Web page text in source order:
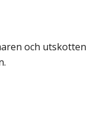
och utskotten